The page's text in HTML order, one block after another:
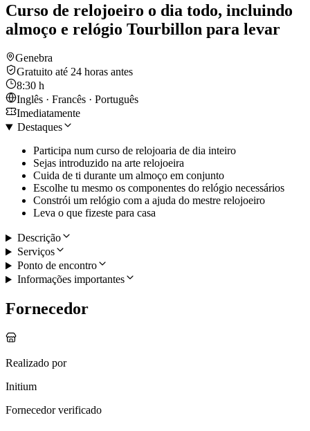
Curso de relojoeiro o dia todo, incluindo
almoço e relógio Tourbillon para levar
Genebra
Gratuito até 24 horas antes
8:30 h
Inglês · Francês · Português
Imediatamente
Destaques
Participa num curso de relojoaria de dia inteiro
Sejas introduzido na arte relojoeira
Cuida de ti durante um almoço em conjunto
Escolhe tu mesmo os componentes do relógio necessários
Constrói um relógio com a ajuda do mestre relojoeiro
Leva o que fizeste para casa
Descrição
Serviços
Ponto de encontro
Informações importantes
Fornecedor
Realizado por
Initium
Fornecedor verificado